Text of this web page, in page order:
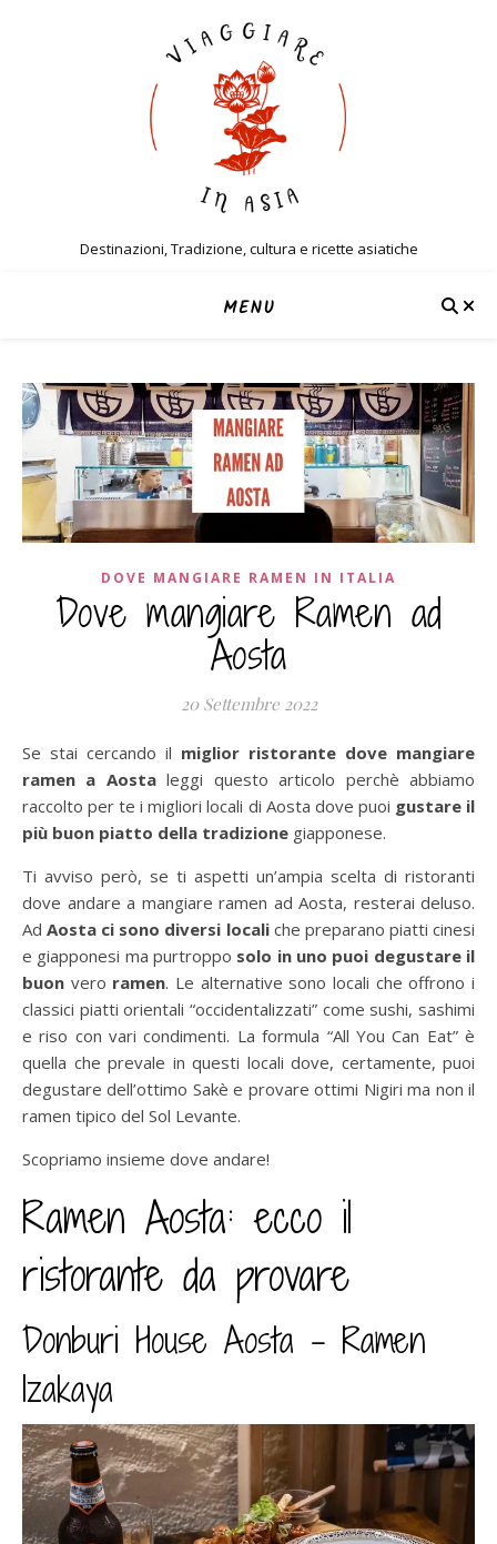
Destinazioni, Tradizione, cultura e ricette asiatiche
MENU
DOVE MANGIARE RAMEN IN ITALIA
Dove mangiare Ramen ad
Aosta
20 Settembre 2022
Se stai cercando il miglior ristorante dove mangiare
ramen a Aostaleggi questo articolo perchè abbiamo
raccolto per te i migliori locali di Aosta dove puoi gustare il
più buon piatto della tradizione giapponese.
Ti avviso però, se ti aspetti un’ampia scelta di ristoranti
dove andare a mangiare ramen ad Aosta, resterai deluso.
AdAosta ci sono diversi localiche preparano piatti cinesi
e giapponesi ma purtroppo solo in uno puoi degustare il
buon vero ramen. Le alternative sono locali che offrono i
classici piatti orientali “occidentalizzati” come sushi, sashimi
e riso con vari condimenti. La formula “All You Can Eat” è
quella che prevale in questi locali dove, certamente, puoi
degustare dell’ottimo Sakè e provare ottimi Nigiri ma non il
ramen tipico del Sol Levante.
Scopriamo insieme dove andare!
Ramen Aosta: ecco il
ristorante da provare
Donburi House Aosta – Ramen
Izakaya